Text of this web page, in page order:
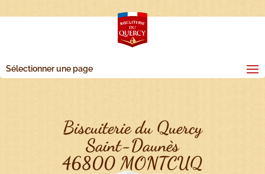
Sélectionner une page
Biscuiterie du Quercy
Saint-Daunès
46800 MONTCUQ